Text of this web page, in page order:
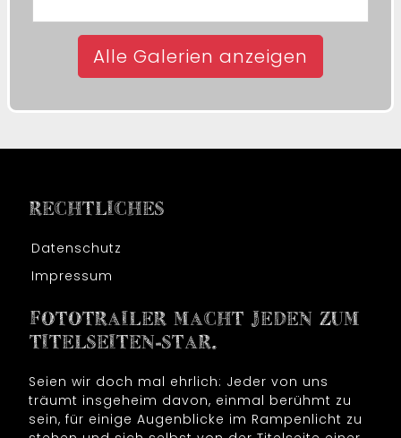
Alle Galerien anzeigen
RECHTLICHES
Datenschutz
Impressum
FOTOTRAILER MACHT JEDEN ZUM
TITELSEITEN-STAR.
Seien wir doch mal ehrlich: Jeder von uns
träumt insgeheim davon, einmal berühmt zu
sein, für einige Augenblicke im Rampenlicht zu